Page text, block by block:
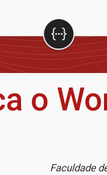
o
Faculdade